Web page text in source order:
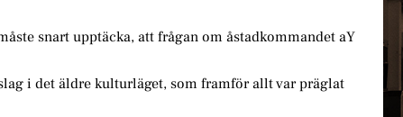
snart upptäcka, att frågan om åstadkommandet aY
i det äldre kulturläget, som framför allt var präglat